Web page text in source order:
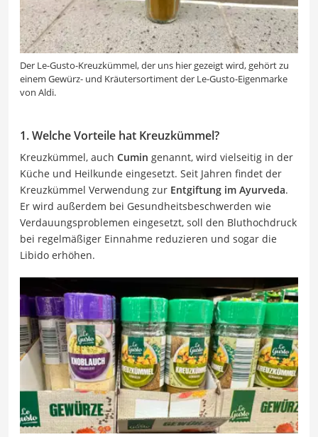
Der Le-Gusto-Kreuzkümmel, der uns hier gezeigt wird, gehört zu
einem Gewürz- und Kräutersortiment der Le-Gusto-Eigenmarke
von Aldi.
1. Welche Vorteile hat Kreuzkümmel?
Kreuzkümmel, auch Cumin genannt, wird vielseitig in der
Küche und Heilkunde eingesetzt. Seit Jahren findet der
Kreuzkümmel Verwendung zur Entgiftung im Ayurveda.
Er wird außerdem bei Gesundheitsbeschwerden wie
Verdauungsproblemen eingesetzt, soll den Bluthochdruck
bei regelmäßiger Einnahme reduzieren und sogar die
Libido erhöhen.